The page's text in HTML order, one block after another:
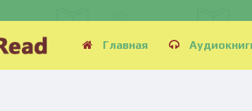
Главная